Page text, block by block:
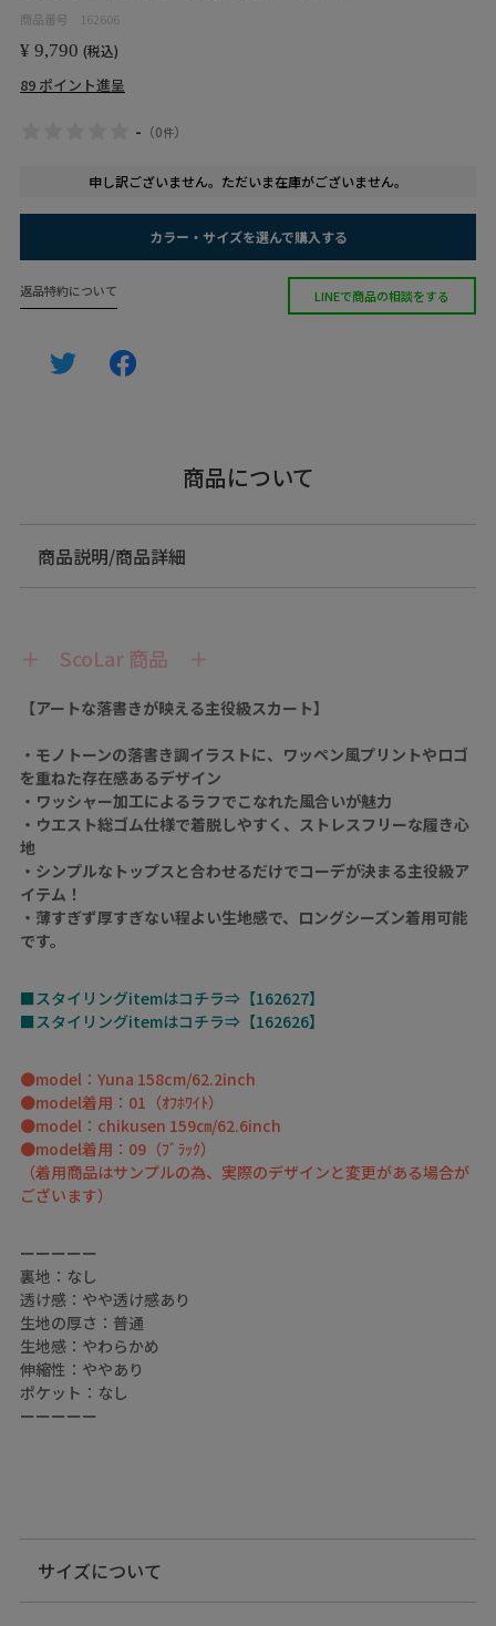
商品番号 162606
¥ 9,790 税込
89 ポイント進呈
- （0件）
申し訳ございません。ただいま在庫がございません。
カラー・サイズを選んで購入する
返品特約について LINEで商品の相談をする
商品について
商品説明/商品詳細
＋ ScoLar 商品 ＋
【アートな落書きが映える主役級スカート】
・モノトーンの落書き調イラストに、ワッペン風プリントやロゴ
を重ねた存在感あるデザイン
・ワッシャー加工によるラフでこなれた風合いが魅力
・ウエスト総ゴム仕様で着脱しやすく、ストレスフリーな履き心
地
・シンプルなトップスと合わせるだけでコーデが決まる主役級ア
イテム！
・薄すぎず厚すぎない程よい生地感で、ロングシーズン着用可能
です。
■スタイリングitemはコチラ⇒【162627】
■スタイリングitemはコチラ⇒【162626】
●model：Yuna 158cm/62.2inch
●model着用：01（ｵﾌﾎﾜｲﾄ）
●model：chikusen 159㎝/62.6inch
●model着用：09（ﾌﾞﾗｯｸ）
（着用商品はサンプルの為、実際のデザインと変更がある場合が
ございます）
ーーーーー
裏地：なし
透け感：やや透け感あり
生地の厚さ：普通
生地感：やわらかめ
伸縮性：ややあり
ポケット：なし
ーーーーー
サイズについて